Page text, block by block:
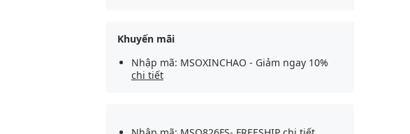
Khuyến mãi
Nhập mã: MSOXINCHAO - Giảm ngay 10%
chi tiết